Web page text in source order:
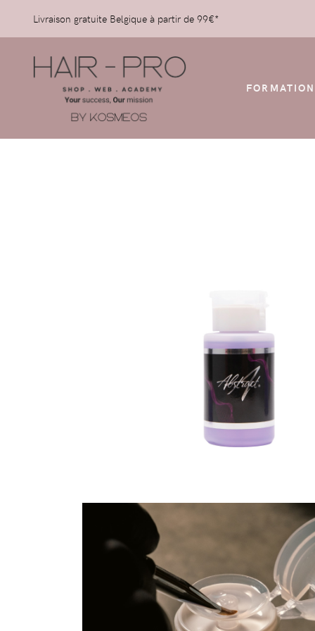
Livraison gratuite Belgique à partir de 99€*